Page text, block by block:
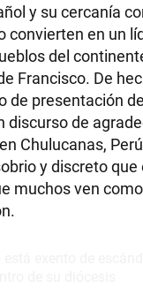
y su cercanía
convierten en un
del
Francisco. De
de presentación
discurso de
Chulucanas,
y discreto que
muchos ven